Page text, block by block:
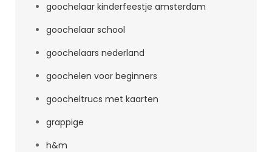
goochelaar kinderfeestje amsterdam
goochelaar school
goochelaars nederland
goochelen voor beginners
goocheltrucs met kaarten
grappige
h&m